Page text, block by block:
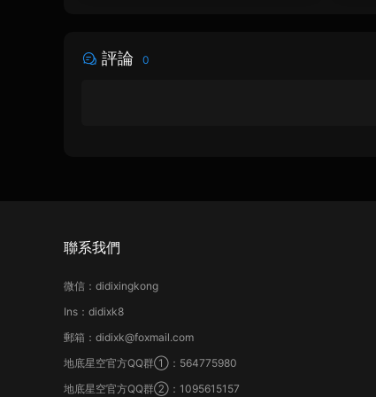
評論 0
聯系我們
微信：didixingkong
Ins：didixk8
郵箱：didixk@foxmail.com
地底星空官方QQ群①：564775980
地底星空官方QQ群②：1095615157